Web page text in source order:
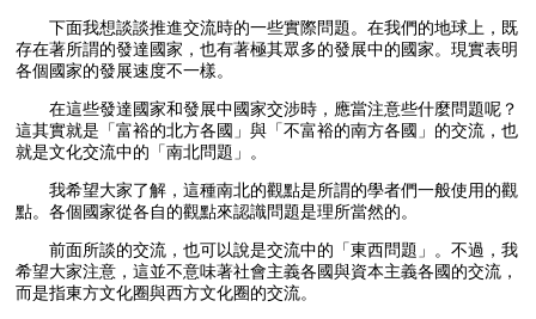
下面我想談談推進交流時的一些實際問題。在我們的地球上，既
存在著所謂的發達國家，也有著極其眾多的發展中的國家。現實表明
各個國家的發展速度不一樣。
在這些發達國家和發展中國家交涉時，應當注意些什麼問題呢？
這其實就是「富裕的北方各國」與「不富裕的南方各國」的交流，也
就是文化交流中的「南北問題」。
我希望大家了解，這種南北的觀點是所謂的學者們一般使用的觀
點。各個國家從各自的觀點來認識問題是理所當然的。
前面所談的交流，也可以說是交流中的「東西問題」。不過，我
希望大家注意，這並不意味著社會主義各國與資本主義各國的交流，
而是指東方文化圈與西方文化圈的交流。